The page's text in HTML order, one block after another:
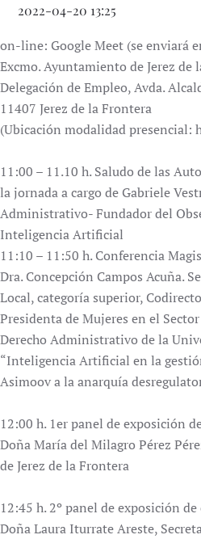
2022-04-20 13:25
on-line: Google Meet (se enviará
Excmo. Ayuntamiento de Jerez de
Delegación de Empleo, Avda.
11407 Jerez de la Frontera
(Ubicación modalidad
11:00 – 11.10 h. Saludo de las
la jornada a cargo de Gabriele
Administrativo- Fundador del
Inteligencia Artificial
11:10 – 11:50 h. Conferencia
Dra. Concepción Campos Acuña.
Local, categoría superior,
Presidenta de Mujeres en el
Derecho Administrativo de la
“Inteligencia Artificial en la
Asimoov a la anarquía
12:00 h. 1er panel de exposición
Doña María del Milagro Pérez
de Jerez de la Frontera
12:45 h. 2º panel de exposición
Doña Laura Iturrate Areste,